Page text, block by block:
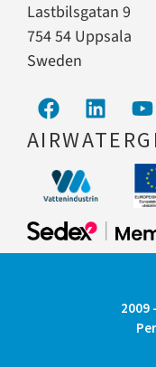
Lastbilsgatan 9
754 54 Uppsala
Sweden
2009